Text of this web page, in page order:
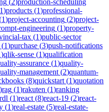
1)products (1)professional-
1)project-accounting (2)project-
engineering (1)property-
tax (1)public-sector
(1)purchase (3)push-notifications
)qlik-sense (1)qualification
assurance (1)quality-
management (2)quantum-
(8)quickstart (1)quotation
)rag (1)rakuten (1)ranking
rdl (1)react (8)react-19 (2)react-
(1)real-estate (5)real-estate-